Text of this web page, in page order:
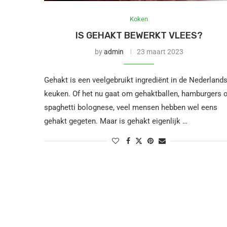
Koken
IS GEHAKT BEWERKT VLEES?
byadmin 23 maart 2023
Gehakt is een veelgebruikt ingrediënt in de
keuken. Of het nu gaat om gehaktballen, hamburgers
spaghetti bolognese, veel mensen hebben wel eens
gehakt gegeten. Maar is gehakt eigenlijk …